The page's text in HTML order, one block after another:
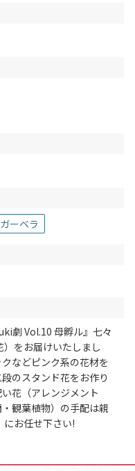
ガーベラ
劇 Vol.10 母孵ル』七々
をお届けいたしまし
などピンク系の花材を
のスタンド花をお作り
花（アレンジメント
観葉植物）の手配は親
にお任せ下さい!